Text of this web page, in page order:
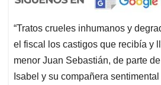
“Tratos crueles inhumanos y
el fiscal los castigos que recibía y
menor Juan Sebastián, de parte
Isabel y su compañera